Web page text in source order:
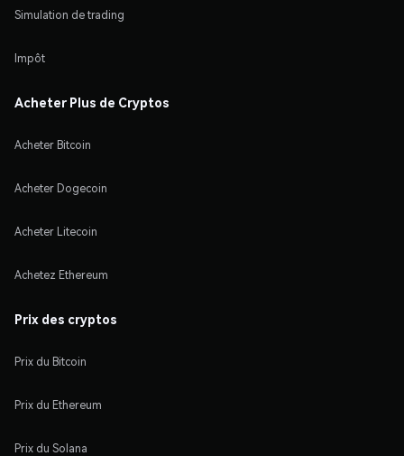
Simulation de trading
Impôt
Acheter Plus de Cryptos
Acheter Bitcoin
Acheter Dogecoin
Acheter Litecoin
Achetez Ethereum
Prix des cryptos
Prix du Bitcoin
Prix du Ethereum
Prix du Solana